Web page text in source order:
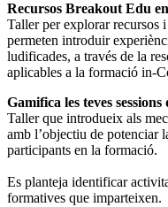
Recursos Breakout Edu
Taller per explorar recursos
permeten introduir
ludificades, a través de la
aplicables a la formació in-
Gamifica les teves
Taller que introdueix als
amb l’objectiu de potenciar
participants en la formació.
Es planteja identificar
formatives que imparteixen.